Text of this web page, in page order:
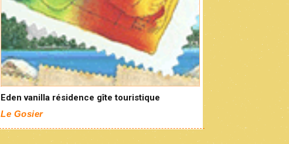
Eden vanilla résidence gîte touristique
Le Gosier